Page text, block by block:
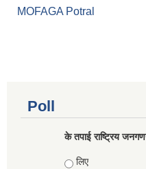
MOFAGA Potral
Poll
के तपाई राष्ट्रिय
Choices
लिए